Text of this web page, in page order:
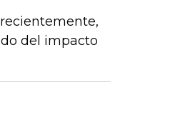
del impacto